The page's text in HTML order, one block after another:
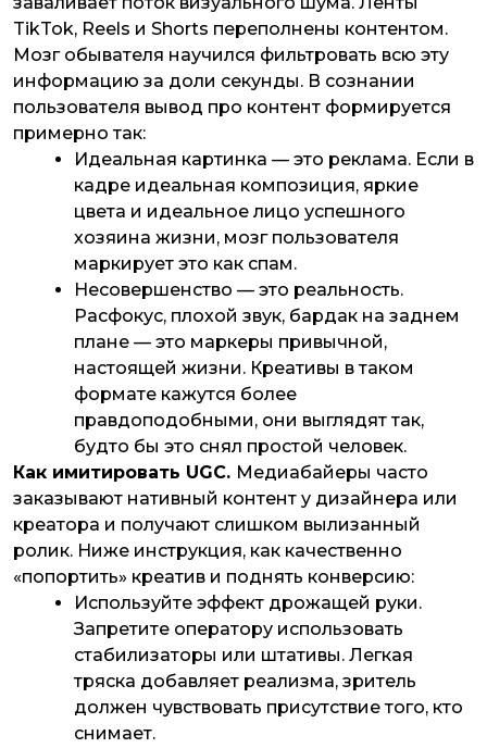
TikTok, Reels и Shorts переполнены контентом.
Мозг обывателя научился фильтровать всю эту
информацию за доли секунды. В сознании
пользователя вывод про контент формируется
примерно так:
Идеальная картинка — это реклама. Если в
кадре идеальная композиция, яркие
цвета и идеальное лицо успешного
хозяина жизни, мозг пользователя
маркирует это как спам.
Несовершенство — это реальность.
Расфокус, плохой звук, бардак на заднем
плане — это маркеры привычной,
настоящей жизни. Креативы в таком
формате кажутся более
правдоподобными, они выглядят так,
будто бы это снял простой человек.
Как имитировать UGC. Медиабайеры часто
заказывают нативный контент у дизайнера или
креатора и получают слишком вылизанный
ролик. Ниже инструкция, как качественно
«попортить» креатив и поднять конверсию:
Используйте эффект дрожащей руки.
Запретите оператору использовать
стабилизаторы или штативы. Легкая
тряска добавляет реализма, зритель
должен чувствовать присутствие того, кто
снимает.